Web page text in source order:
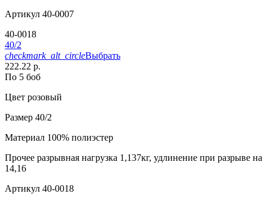
Артикул 40-0007
40-0018
40/2
checkmark_alt_circleВыбрать
222.22 р.
По 5 боб
Цвет розовый
Размер 40/2
Материал 100% полиэстер
Прочее разрывная нагрузка 1,137кг, удлинение при разрыве на
14,16
Артикул 40-0018